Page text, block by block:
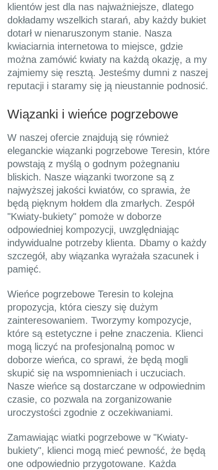
klientów jest dla nas najważniejsze, dlatego
dokładamy wszelkich starań, aby każdy bukiet
dotarł w nienaruszonym stanie. Nasza
kwiaciarnia internetowa to miejsce, gdzie
można zamówić kwiaty na każdą okazję, a my
zajmiemy się resztą. Jesteśmy dumni z naszej
reputacji i staramy się ją nieustannie podnosić.
Wiązanki i wieńce pogrzebowe
W naszej ofercie znajdują się również
eleganckie wiązanki pogrzebowe Teresin, które
powstają z myślą o godnym pożegnaniu
bliskich. Nasze wiązanki tworzone są z
najwyższej jakości kwiatów, co sprawia, że
będą pięknym hołdem dla zmarłych. Zespół
"Kwiaty-bukiety" pomoże w doborze
odpowiedniej kompozycji, uwzględniając
indywidualne potrzeby klienta. Dbamy o każdy
szczegół, aby wiązanka wyrażała szacunek i
pamięć.
Wieńce pogrzebowe Teresin to kolejna
propozycja, która cieszy się dużym
zainteresowaniem. Tworzymy kompozycje,
które są estetyczne i pełne znaczenia. Klienci
mogą liczyć na profesjonalną pomoc w
doborze wieńca, co sprawi, że będą mogli
skupić się na wspomnieniach i uczuciach.
Nasze wieńce są dostarczane w odpowiednim
czasie, co pozwala na zorganizowanie
uroczystości zgodnie z oczekiwaniami.
Zamawiając wiatki pogrzebowe w "Kwiaty-
bukiety", klienci mogą mieć pewność, że będą
one odpowiednio przygotowane. Każda